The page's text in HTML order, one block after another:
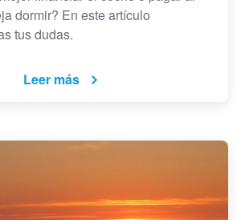
dormir? En este artículo
tus dudas.
Leer más